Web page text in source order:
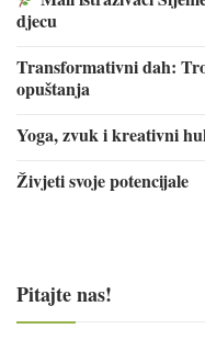
djecu
Transformativni dah:
opuštanja
Yoga, zvuk i kreativni
Živjeti svoje potencijale
Pitajte nas!